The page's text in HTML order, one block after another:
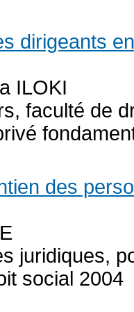
dirigeants
ILOKI
faculté de
des
juridiques,
social 2004